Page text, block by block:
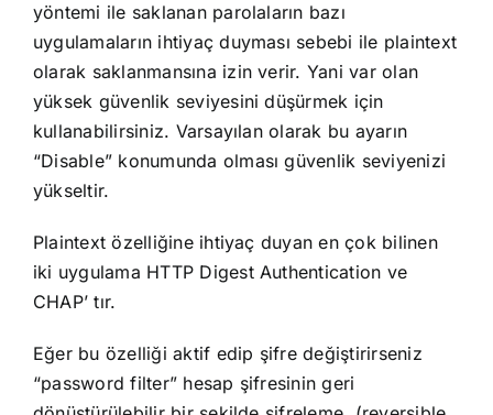
yöntemi ile saklanan parolaların bazı
uygulamaların ihtiyaç duyması sebebi ile plaintext
olarak saklanmansına izin verir. Yani var olan
yüksek güvenlik seviyesini düşürmek için
kullanabilirsiniz. Varsayılan olarak bu ayarın
“Disable” konumunda olması güvenlik seviyenizi
yükseltir.
Plaintext özelliğine ihtiyaç duyan en çok bilinen
iki uygulama HTTP Digest Authentication ve
CHAP’ tır.
Eğer bu özelliği aktif edip şifre değiştirirseniz
“password filter” hesap şifresinin geri